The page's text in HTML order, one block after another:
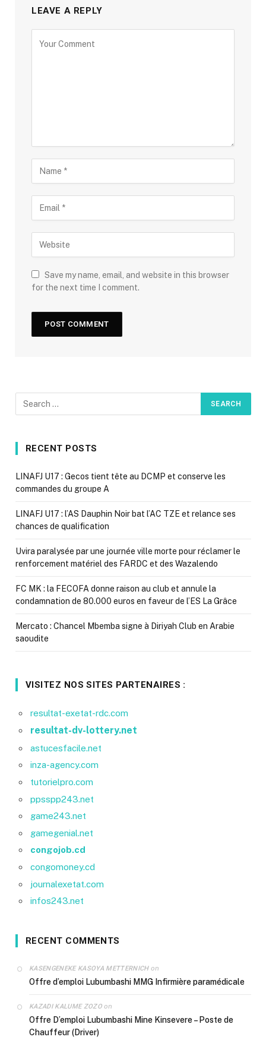
LEAVE A REPLY
Save my name, email, and website in this browser
for the next time I comment.
RECENT POSTS
LINAFJ U17 : Gecos tient tête au DCMP et conserve les
commandes du groupe A
LINAFJ U17 : l’AS Dauphin Noir bat l’AC TZE et relance ses
chances de qualification
Uvira paralysée par une journée ville morte pour réclamer le
renforcement matériel des FARDC et des Wazalendo
FC MK : la FECOFA donne raison au club et annule la
condamnation de 80.000 euros en faveur de l’ES La Grâce
Mercato : Chancel Mbemba signe à Diriyah Club en Arabie
saoudite
VISITEZ NOS SITES PARTENAIRES :
resultat-exetat-rdc.com
resultat-dv-lottery.net
astucesfacile.net
inza-agency.com
tutorielpro.com
ppsspp243.net
game243.net
gamegenial.net
congojob.cd
congomoney.cd
journalexetat.com
infos243.net
RECENT COMMENTS
KASENGENEKE KASOYA METTERNICHon
Offre d’emploi Lubumbashi MMG Infirmière paramédicale
KAZADI KALUME ZOZOon
Offre D’emploi Lubumbashi Mine Kinsevere – Poste de
Chauffeur (Driver)